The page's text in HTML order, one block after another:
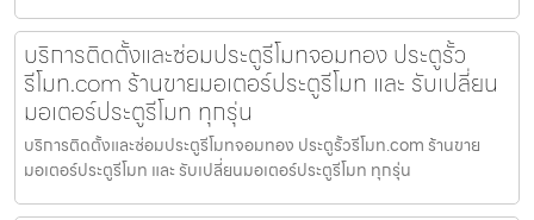
บริการติดตั้งและซ่อมประตูรีโมทจอมทอง ประตูรั้ว
รีโมท.com ร้านขายมอเตอร์ประตูรีโมท และ รับเปลี่ยน
มอเตอร์ประตูรีโมท ทุกรุ่น
บริการติดตั้งและซ่อมประตูรีโมทจอมทอง ประตูรั้วรีโมท.com ร้านขาย
มอเตอร์ประตูรีโมท และ รับเปลี่ยนมอเตอร์ประตูรีโมท ทุกรุ่น